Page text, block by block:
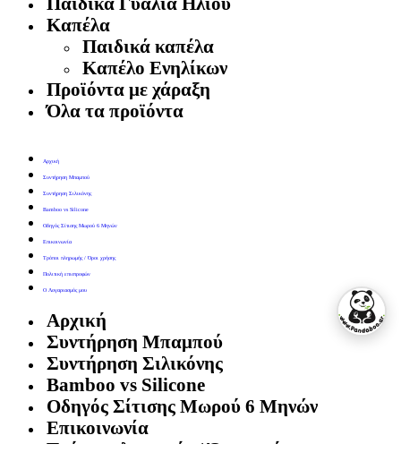
Καπέλα
Παιδικά καπέλα
Καπέλο Ενηλίκων
Προϊόντα με χάραξη
Όλα τα προϊόντα
Αρχική
Συντήρηση Μπαμπού
Συντήρηση Σιλικόνης
Bamboo vs Silicone
Οδηγός Σίτισης Μωρού 6 Μηνών
Επικοινωνία
Τρόποι πληρωμής / Όροι χρήσης
Πολιτική επιστροφών
Ο Λογαριασμός μου
Αρχική
Συντήρηση Μπαμπού
Συντήρηση Σιλικόνης
Bamboo vs Silicone
Οδηγός Σίτισης Μωρού 6 Μηνών
Επικοινωνία
Τρόποι πληρωμής / Όροι χρήσης